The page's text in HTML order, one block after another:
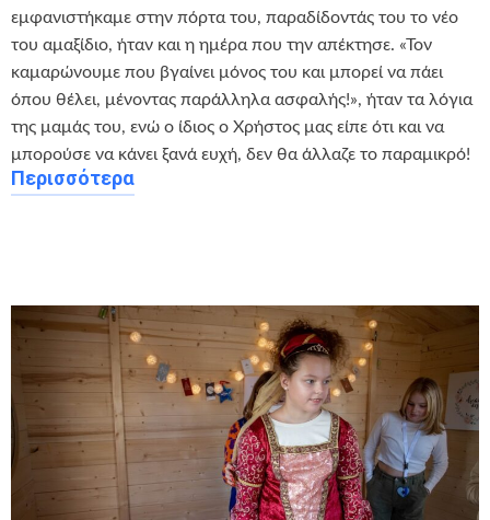
εμφανιστήκαμε στην πόρτα του, παραδίδοντάς του το νέο
του αμαξίδιο, ήταν και η ημέρα που την απέκτησε. «Τον
καμαρώνουμε που βγαίνει μόνος του και μπορεί να πάει
όπου θέλει, μένοντας παράλληλα ασφαλής!», ήταν τα λόγια
της μαμάς του, ενώ ο ίδιος ο Χρήστος μας είπε ότι και να
μπορούσε να κάνει ξανά ευχή, δεν θα άλλαζε το παραμικρό!
Περισσότερα